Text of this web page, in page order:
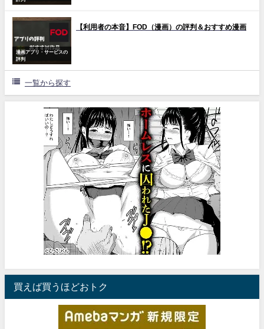
漫画アプリ・サービスの
評判
【利用者の本音】FOD（漫画）の評判＆おすすめ漫画
一覧から探す
買えば買うほどおトク